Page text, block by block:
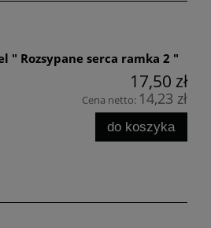
" Rozsypane serca ramka 2 "
17,50 zł
Cena netto: 14,23 zł
do koszyka